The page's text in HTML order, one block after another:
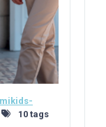
10 tags